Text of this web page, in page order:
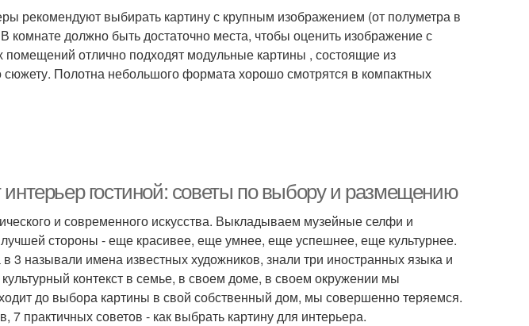
рекомендуют выбирать картину с крупным изображением (от полуметра в
должно быть достаточно места, чтобы оценить изображение с
отлично подходят модульные картины , состоящие из
сюжету. Полотна небольшого формата хорошо смотрятся в компактных
интерьер гостиной: советы по выбору и размещению
и современного искусства. Выкладываем музейные селфи и
лучшей стороны - еще красивее, еще умнее, еще успешнее, еще культурнее.
3 называли имена известных художников, знали три иностранных языка и
контекст в семье, в своем доме, в своем окружении мы
до выбора картины в свой собственный дом, мы совершенно теряемся.
7 практичных советов - как выбрать картину для интерьера.